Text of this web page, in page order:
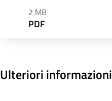
2 MB
PDF
Ulteriori informazioni